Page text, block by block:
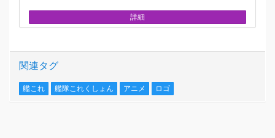
詳細
関連タグ
艦これ 艦隊これくしょん アニメ ロゴ